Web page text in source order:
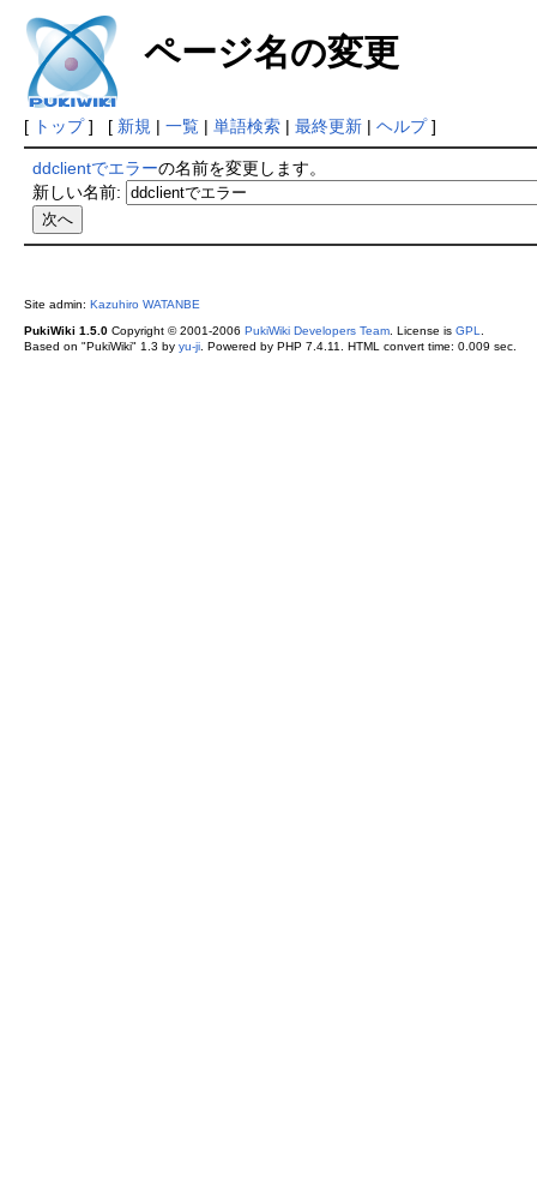
ページ名の変更
[ トップ] [ 新規 | 一覧| 単語検索| 最終更新| ヘルプ]
ddclientでエラーの名前を変更します。
新しい名前:
Site admin: Kazuhiro WATANBE
PukiWiki 1.5.0Copyright © 2001-2006 PukiWiki Developers Team. License is GPL
Based on "PukiWiki" 1.3 by yu-ji. Powered by PHP 7.4.11. HTML convert time: 0.009 sec.